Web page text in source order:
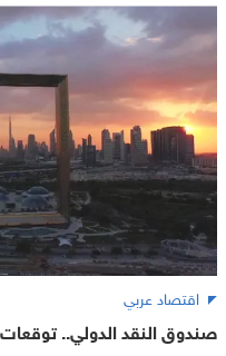
اقتصاد عربي
صندوق النقد الدولي..